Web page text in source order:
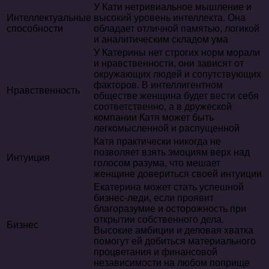
Интеллектуальные
способности
У Кати нетривиальное мышление и
высокий уровень интеллекта. Она
обладает отличной памятью, логикой
и аналитическим складом ума
Нравственность
У Катерины нет строгих норм морали
и нравственности, они зависят от
окружающих людей и сопутствующих
факторов. В интеллигентном
обществе женщина будет вести себя
соответственно, а в дружеской
компании Катя может быть
легкомысленной и распущенной
Интуиция
Катя практически никогда не
позволяет взять эмоциям верх над
голосом разума, что мешает
женщине довериться своей интуиции
Бизнес
Екатерина может стать успешной
бизнес-леди, если проявит
благоразумие и осторожность при
открытии собственного дела.
Высокие амбиции и деловая хватка
помогут ей добиться материального
процветания и финансовой
независимости на любом поприще